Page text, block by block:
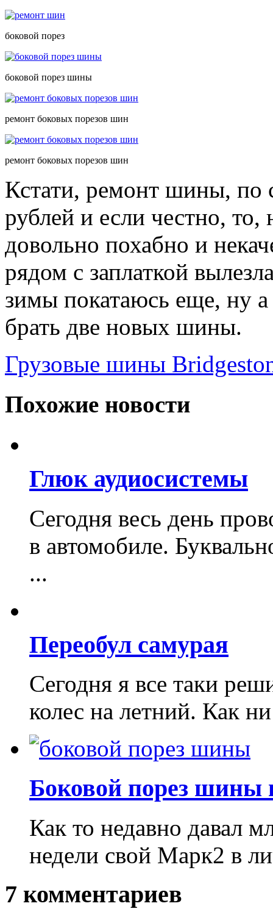
боковой порез
боковой порез шины
ремонт боковых порезов шин
ремонт боковых порезов шин
Кстати, ремонт шины, по
рублей и если честно, то,
довольно похабно и
рядом с заплаткой
зимы покатаюсь еще, ну
брать две новых шины.
Грузовые шины
Похожие новости
Глюк аудиосистемы
Сегодня весь день
в автомобиле.
...
Переобул самурая
Сегодня я все таки
колес на летний. Как
Боковой порез шины
Как то недавно давал
недели свой Марк2 в
7 комментариев